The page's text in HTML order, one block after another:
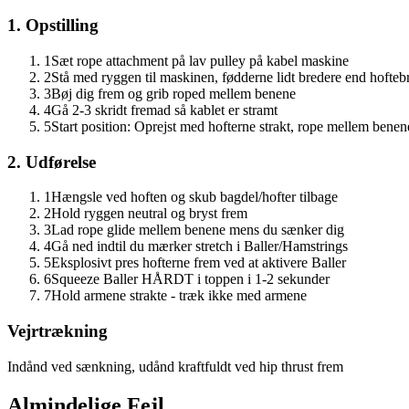
1. Opstilling
1 Sæt rope attachment på lav pulley på kabel maskine
2Stå med ryggen til maskinen, fødderne lidt bredere end
3Bøj dig frem og grib roped mellem benene
4Gå 2-3 skridt fremad så kablet er stramt
5Start position: Oprejst med hofterne strakt, rope mellem
2. Udførelse
1Hængsle ved hoften og skub bagdel/hofter tilbage
2Hold ryggen neutral og bryst frem
3Lad rope glide mellem benene mens du sænker dig
4Gå ned indtil du mærker stretch i Baller/Hamstrings
5Eksplosivt pres hofterne frem ved at aktivere Baller
6Squeeze Baller HÅRDT i toppen i 1-2 sekunder
7Hold armene strakte - træk ikke med armene
Vejrtrækning
Indånd ved sænkning, udånd kraftfuldt ved hip thrust frem